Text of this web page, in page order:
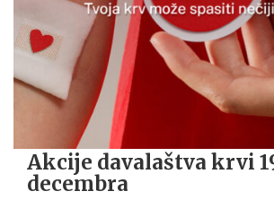
Akcije davalaštva krvi
decembra